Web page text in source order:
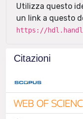
Utilizza questo
un link a questo
https://
Citazioni